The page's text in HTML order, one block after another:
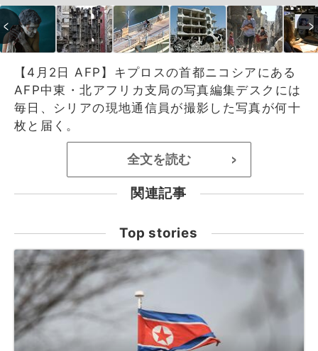
【4月2日 AFP】キプロスの首都ニコシアにある
AFP中東・北アフリカ支局の写真編集デスクには
毎日、シリアの現地通信員が撮影した写真が何十
枚と届く。
全文を読む >
関連記事
Top stories